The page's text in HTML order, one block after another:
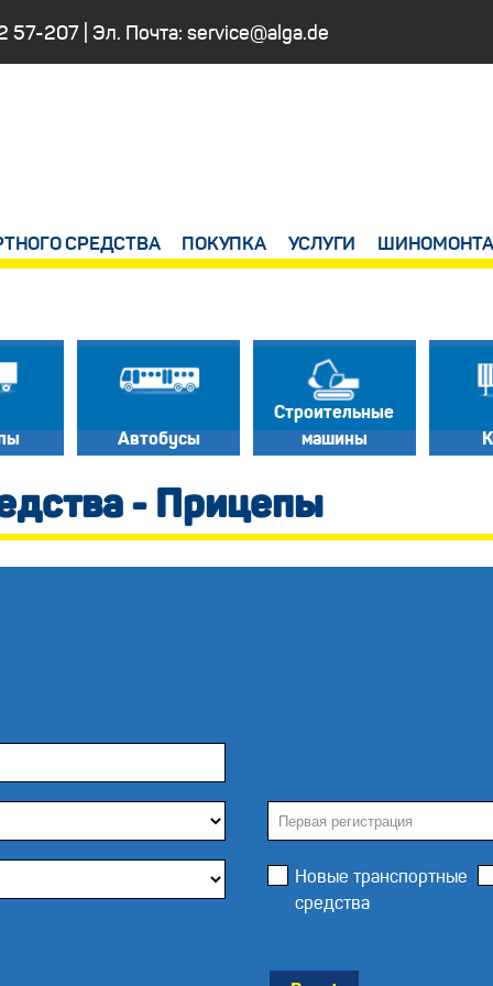
57-207 | Эл. Почта: service@alga.de
СРЕДСТВА ПОКУПКА УСЛУГИ
Автобусы
Строительные
машины
- Прицепы
Новые транспортные
средства